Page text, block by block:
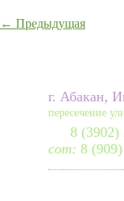
← Предыдущая
г. Абакан,
пересечение
8 (3902)
сот: 8 (909)